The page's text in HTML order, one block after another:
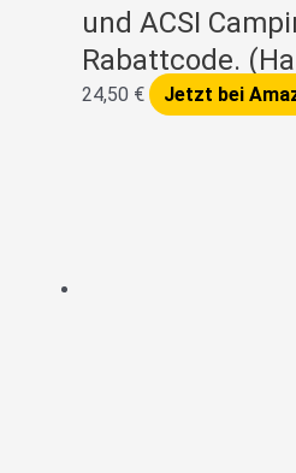
und ACSI
Rabattcode.
24,50 € Jetzt bei